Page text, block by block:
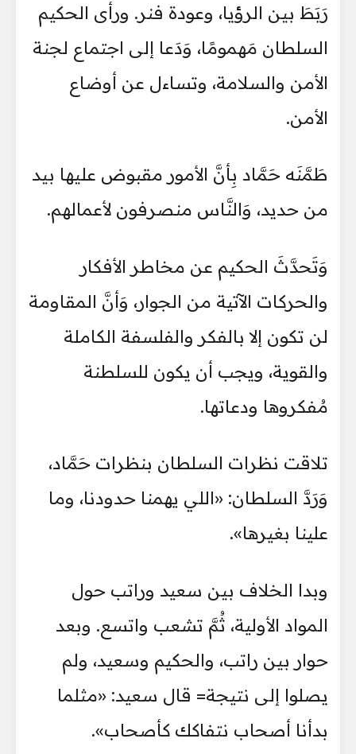
رَبَطَ بين الرؤيا، وعودة فنر. ورأى الحكيم
السلطان مَهمومًا، وَدَعا إلى اجتماع لجنة
الأمن والسلامة، وتساءل عن أوضاع
الأمن.
طَمَّنَه حَمَّاد بِأنَّ الأمور مقبوض عليها بيد
من حديد، وَالنَّاس منصرفون لأعمالهم.
وَتَحدَّثَ الحكيم عن مخاطر الأفكار
والحركات الآتية من الجوار، وَأنَّ المقاومة
لن تكون إلا بالفكر والفلسفة الكاملة
والقوية، ويجب أن يكون للسلطنة
مُفكروها ودعاتها.
تلاقت نظرات السلطان بنظرات حَمَّاد،
وَرَدَّ السلطان: «اللي يهمنا حدودنا، وما
علينا بغيرها».
وبدا الخلاف بين سعيد وراتب حول
المواد الأولية، ثُمَّ تشعب واتسع. وبعد
حوار بين راتب، والحكيم وسعيد، ولم
يصلوا إلى نتيجة= قال سعيد: «مثلما
بدأنا أصحاب نتفاكك كأصحاب».